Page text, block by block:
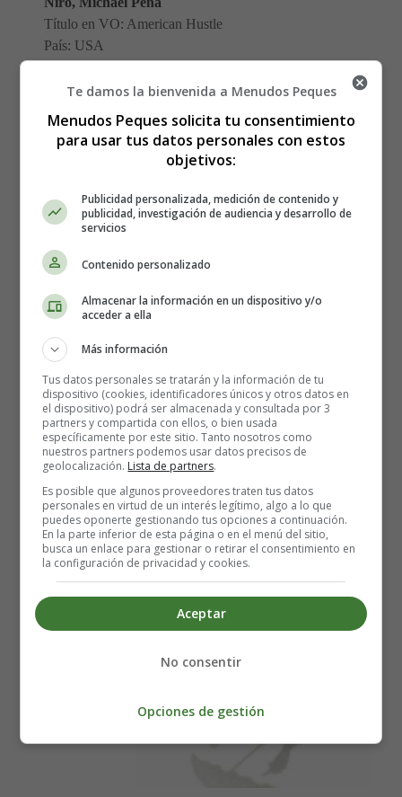
Título en VO: American Hustle
País: USA
Fecha de estreno: 31-01-2014
Detalles
Categoría:Estrenos de cine
Última actualización: 28 Enero 2014
Leer más: La gran estafa americana
Al encuentro de Mr. Banks
Estreno en España de la
película Al encuentro de Mr.
Banks
Te damos la bienvenida a Menudos Peques
Menudos Peques solicita tu consentimiento
para usar tus datos personales con estos
objetivos:
Publicidad personalizada, medición de contenido y
publicidad, investigación de audiencia y desarrollo de
servicios
Contenido personalizado
Almacenar la información en un dispositivo y/o
acceder a ella
Más información
Tus datos personales se tratarán y la información de tu
dispositivo (cookies, identificadores únicos y otros datos en
el dispositivo) podrá ser almacenada y consultada por 3
partners y compartida con ellos, o bien usada
específicamente por este sitio. Tanto nosotros como
nuestros partners podemos usar datos precisos de
geolocalización. Lista de partners.
Es posible que algunos proveedores traten tus datos
personales en virtud de un interés legítimo, algo a lo que
puedes oponerte gestionando tus opciones a continuación.
En la parte inferior de esta página o en el menú del sitio,
busca un enlace para gestionar o retirar el consentimiento en
la configuración de privacidad y cookies.
Aceptar
No consentir
Opciones de gestión